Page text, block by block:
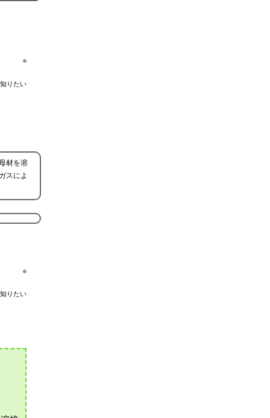
りたい
材を溶
スによ
りたい